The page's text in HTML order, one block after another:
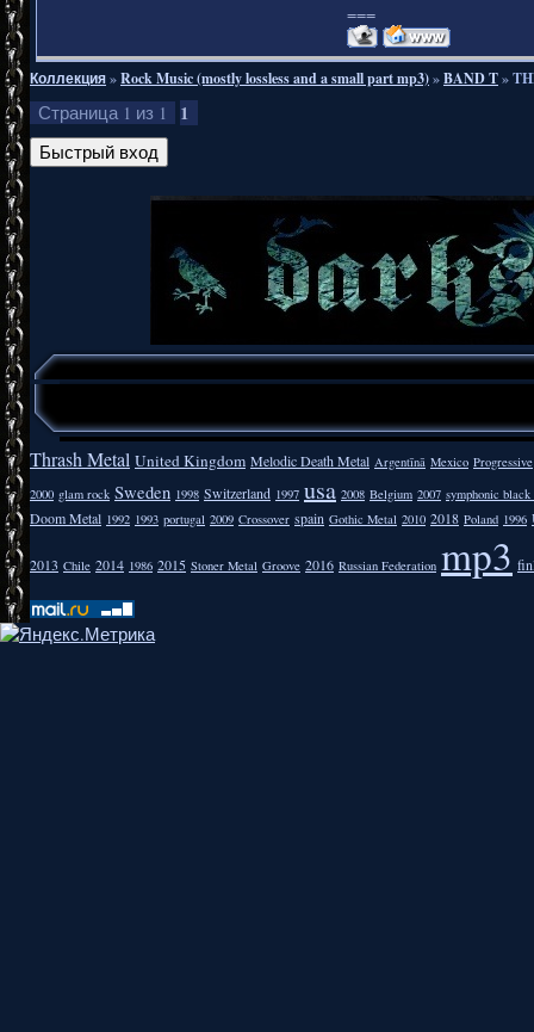
===
Коллекция»Rock Music (mostly lossless and a small part mp3)»BAND T»
Страница 1 из 1 1
Thrash Metal United Kingdom Melodic Death Metal Argentīnā Mexico Progressive
2000 glam rock Sweden 1998 Switzerland 1997 usa 2008 Belgium 2007 symphonic
Doom Metal 1992 1993 portugal 2009 Crossover spain Gothic Metal 2010 2018 Poland 1996
2013 Chile 2014 1986 2015 Stoner Metal Groove 2016 Russian Federation mp3